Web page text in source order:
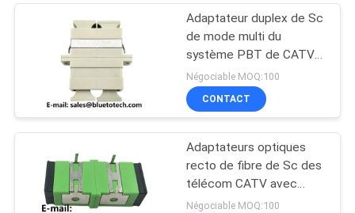
Fiber Optic
Attenuator
15
Adaptateur duplex de Sc
de mode multi du
système PBT de CATV
avec la couleur de beige
de bride
Négociable MOQ:100
CONTACT
Adaptateurs optiques
recto de fibre de Sc des
télécom CATV avec
l'agrafe en métal
Négociable MOQ:100